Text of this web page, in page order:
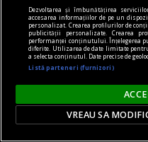
Dezvoltarea și îmbunătățirea
accesarea informațiilor de pe un
personalizat. Crearea profilurilor de
publicității personalizate. Crearea
performanței conținutului. Înțelegerea
diferite. Utilizarea de date limitate
a selecta conținutul. Date precise de
Listă parteneri (furnizori)
VREAU SA